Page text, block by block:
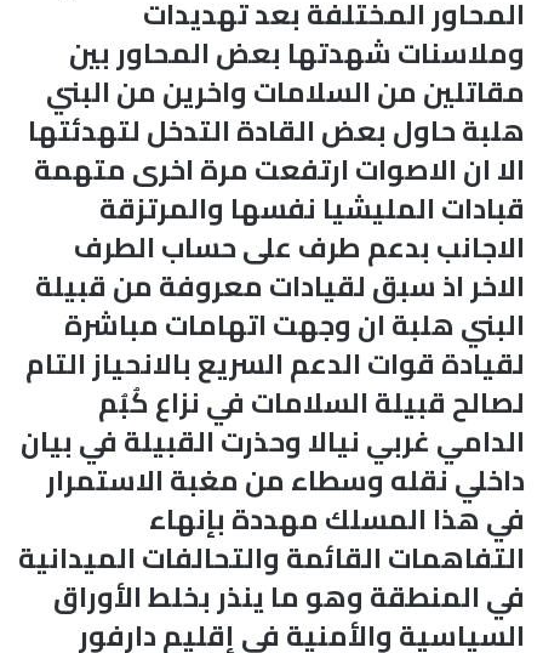
المحاور المختلفة بعد تهديدات
وملاسنات شهدتها بعض المحاور بين
مقاتلين من السلامات واخرين من البني
هلبة حاول بعض القادة التدخل لتهدئتها
الا ان الاصوات ارتفعت مرة اخرى متهمة
قبادات المليشيا نفسها والمرتزقة
الاجانب بدعم طرف على حساب الطرف
الاخر اذ سبق لقيادات معروفة من قبيلة
البني هلبة ان وجهت اتهامات مباشرة
لقيادة قوات الدعم السريع بالانحياز التام
لصالح قبيلة السلامات في نزاع كُبُم
الدامي غربي نيالا وحذرت القبيلة في بيان
داخلي نقله وسطاء من مغبة الاستمرار
في هذا المسلك مهددة بإنهاء
التفاهمات القائمة والتحالفات الميدانية
في المنطقة وهو ما ينذر بخلط الأوراق
السياسية والأمنية في إقليم دارفور